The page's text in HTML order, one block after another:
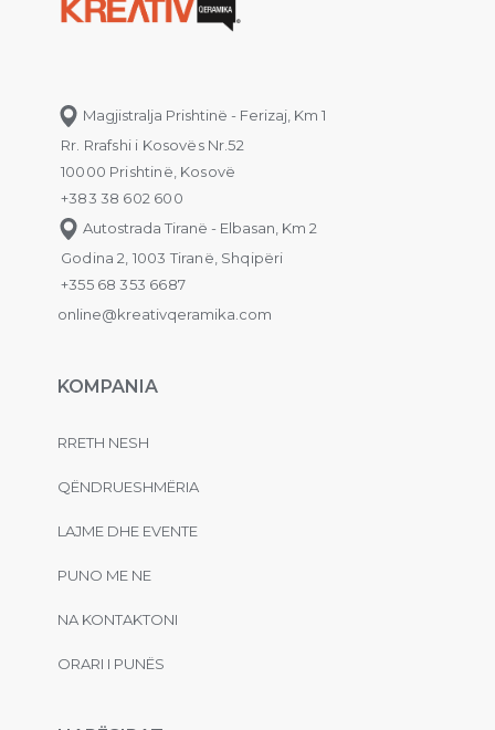
Magjistralja Prishtinë - Ferizaj, Km 1
Rr. Rrafshi i Kosovës Nr.52
10000 Prishtinë, Kosovë
+383 38 602 600
Autostrada Tiranë - Elbasan, Km 2
Godina 2, 1003 Tiranë, Shqipëri
+355 68 353 6687
online@kreativqeramika.com
KOMPANIA
RRETH NESH
QËNDRUESHMËRIA
LAJME DHE EVENTE
PUNO ME NE
NA KONTAKTONI
ORARI I PUNËS